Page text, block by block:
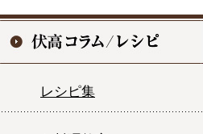
レシピ集